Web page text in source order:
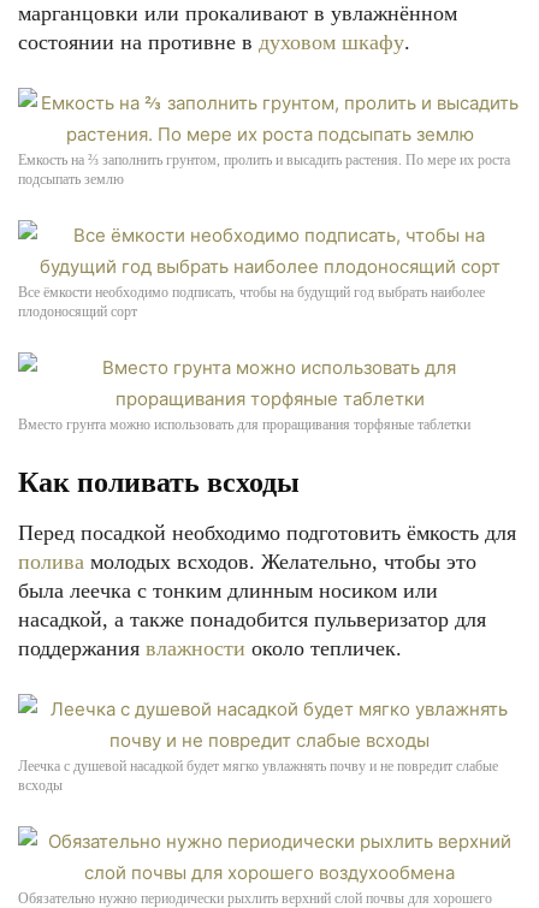
марганцовки или прокаливают в увлажнённом
состоянии на противне в духовом шкафу.
Емкость на ⅔ заполнить грунтом, пролить и высадить растения. По мере их роста
подсыпать землю
Все ёмкости необходимо подписать, чтобы на будущий год выбрать наиболее
плодоносящий сорт
Вместо грунта можно использовать для проращивания торфяные таблетки
Как поливать всходы
Перед посадкой необходимо подготовить ёмкость для
полива молодых всходов. Желательно, чтобы это
была леечка с тонким длинным носиком или
насадкой, а также понадобится пульверизатор для
поддержания влажности около тепличек.
Леечка с душевой насадкой будет мягко увлажнять почву и не повредит слабые
всходы
Обязательно нужно периодически рыхлить верхний слой почвы для хорошего